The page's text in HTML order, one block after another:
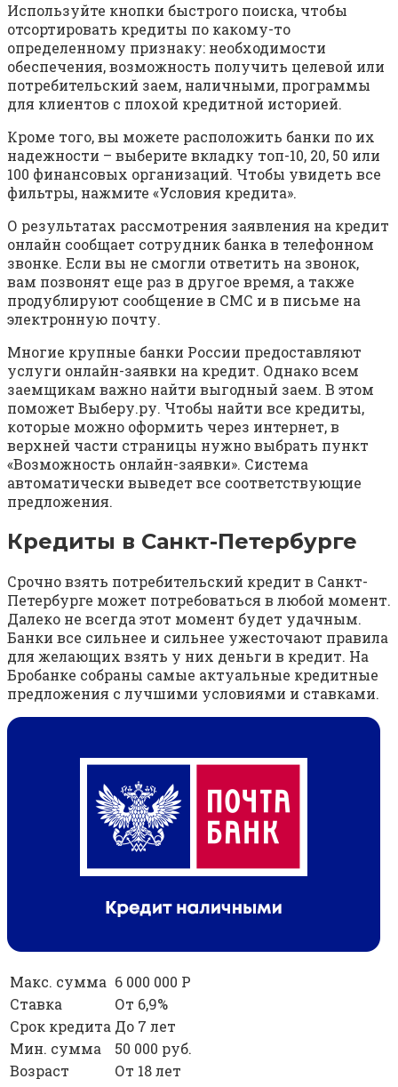
Используйте кнопки быстрого поиска, чтобы
отсортировать кредиты по какому-то
определенному признаку: необходимости
обеспечения, возможность получить целевой или
потребительский заем, наличными, программы
для клиентов с плохой кредитной историей.
Кроме того, вы можете расположить банки по их
надежности – выберите вкладку топ-10, 20, 50 или
100 финансовых организаций. Чтобы увидеть все
фильтры, нажмите «Условия кредита».
О результатах рассмотрения заявления на кредит
онлайн сообщает сотрудник банка в телефонном
звонке. Если вы не смогли ответить на звонок,
вам позвонят еще раз в другое время, а также
продублируют сообщение в СМС и в письме на
электронную почту.
Многие крупные банки России предоставляют
услуги онлайн-заявки на кредит. Однако всем
заемщикам важно найти выгодный заем. В этом
поможет Выберу.ру. Чтобы найти все кредиты,
которые можно оформить через интернет, в
верхней части страницы нужно выбрать пункт
«Возможность онлайн-заявки». Система
автоматически выведет все соответствующие
предложения.
Кредиты в Санкт-Петербурге
Срочно взять потребительский кредит в Санкт-
Петербурге может потребоваться в любой момент.
Далеко не всегда этот момент будет удачным.
Банки все сильнее и сильнее ужесточают правила
для желающих взять у них деньги в кредит. На
Бробанке собраны самые актуальные кредитные
предложения с лучшими условиями и ставками.
Макс. сумма 6 000 000 Р
Ставка
От 6,9%
Срок кредита До 7 лет
Мин. сумма
50 000 руб.
Возраст
От 18 лет